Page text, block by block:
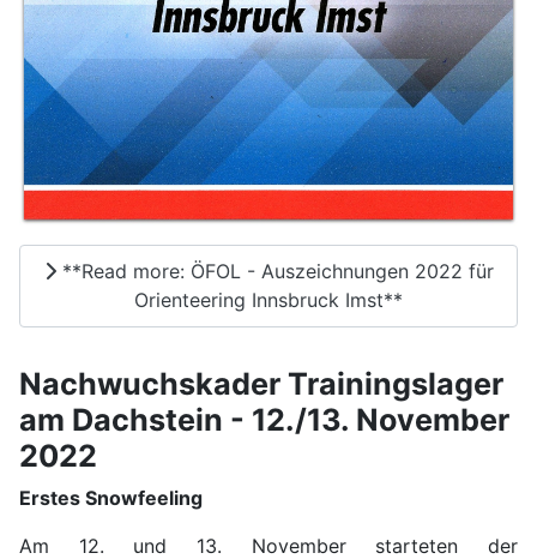
**Read more: ÖFOL - Auszeichnungen 2022 für
Orienteering Innsbruck Imst**
Nachwuchskader Trainingslager
am Dachstein - 12./13. November
2022
Erstes Snowfeeling
Am 12. und 13. November starteten der